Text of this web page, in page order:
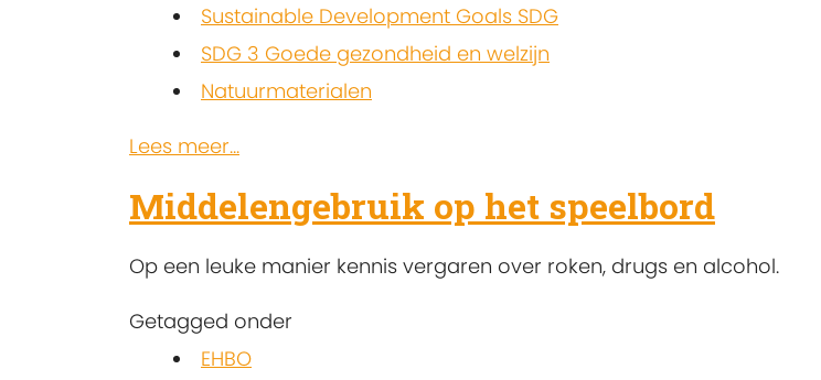
Sustainable Development Goals SDG
SDG 3 Goede gezondheid en welzijn
Natuurmaterialen
Lees meer...
Middelengebruik op het speelbord
Op een leuke manier kennis vergaren over roken, drugs en alcohol.
Getagged onder
EHBO